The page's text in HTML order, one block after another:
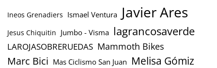
Ineos Grenadiers Ismael Ventura Javier Ares
Jesus Chiquitin Jumbo - Visma lagrancosaverde
LAROJASOBRERUEDAS Mammoth Bikes
Marc Bici Mas Ciclismo San Juan Melisa Gómiz